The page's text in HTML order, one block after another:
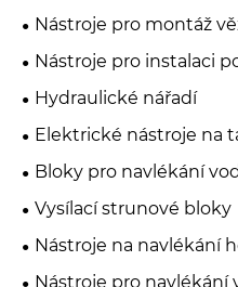
Nástroje pro montáž
Nástroje pro instalaci
Hydraulické nářadí
Elektrické nástroje na
Bloky pro navlékání
Vysílací strunové bloky
Nástroje na navlékání
Nástroje pro navlékání